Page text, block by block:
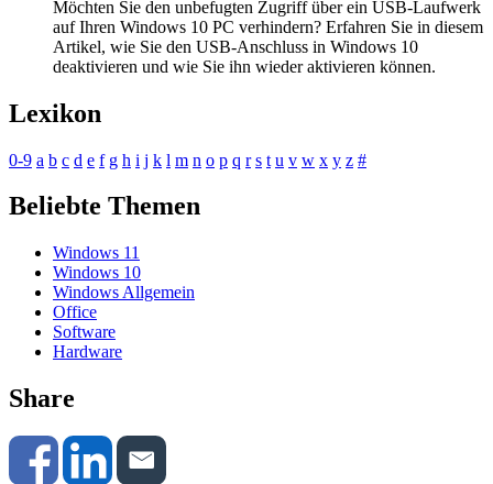
Möchten Sie den unbefugten Zugriff über ein USB-Laufwerk
auf Ihren Windows 10 PC verhindern? Erfahren Sie in diesem
Artikel, wie Sie den USB-Anschluss in Windows 10
deaktivieren und wie Sie ihn wieder aktivieren können.
Lexikon
0-9 a b c d e f g h i j k l m n o p q r s t u v w x y z #
Beliebte Themen
Windows 11
Windows 10
Windows Allgemein
Office
Software
Hardware
Share